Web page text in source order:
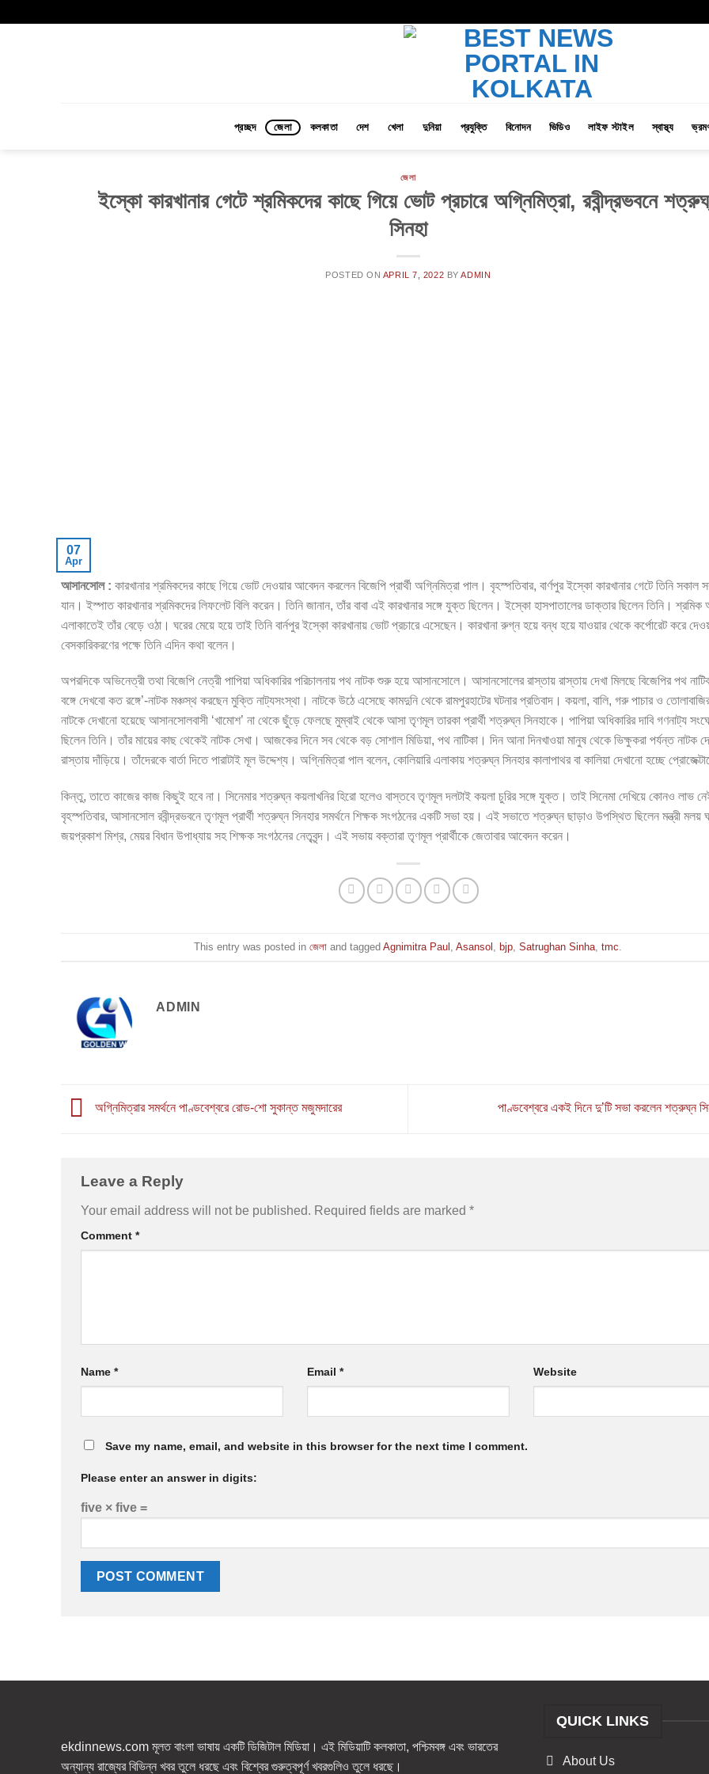
প্রচ্ছদ জেলা কলকাতা দেশ খেলা দুনিয়া প্রযুক্তি বিনোদন ভিডিও লাইফ স্টাইল স্বাস্থ্য
জেলা
ইস্কো কারখানার গেটে শ্রমিকদের কাছে গিয়ে ভোট প্রচারে অগ্নিমিত্রা, রবীন্দ্রভবনে
সিনহা
POSTED ON APRIL 7, 2022 BYADMIN
07
Apr
আসানসোল : কারখানার শ্রমিকদের কাছে গিয়ে ভোট দেওয়ার আবেদন করলেন বিজেপি প্রার্থী অগ্নিমিত্রা পাল। বৃহস্পতিবার, বার্ণপুর ইস্কো কারখানার গেটে তিনি সকাল
যান। ইস্পাত কারখানার শ্রমিকদের লিফলেট বিলি করেন। তিনি জানান, তাঁর বাবা এই কারখানার সঙ্গে যুক্ত ছিলেন। ইস্কো হাসপাতালের ডাক্তার ছিলেন তিনি। শ্রমিক
এলাকাতেই তাঁর বেড়ে ওঠা। ঘরের মেয়ে হয়ে তাই তিনি বার্নপুর ইস্কো কারখানায় ভোট প্রচারে এসেছেন। কারখানা রুগ্ন হয়ে বন্ধ হয়ে যাওয়ার থেকে কর্পোরেট করে
বেসকারিকরণের পক্ষে তিনি এদিন কথা বলেন।
অপরদিকে অভিনেত্রী তথা বিজেপি নেত্রী পাপিয়া অধিকারির পরিচালনায় পথ নাটক শুরু হয়ে আসানসোলে। আসানসোলের রাস্তায় রাস্তায় দেখা মিলছে বিজেপির পথ
বঙ্গে দেখবো কত রঙ্গে’-নাটক মঞ্চস্থ করছেন মুক্তি নাট্যসংস্থা। নাটকে উঠে এসেছে কামদুনি থেকে রামপুরহাটের ঘটনার প্রতিবাদ। কয়লা, বালি, গরু পাচার ও
নাটকে দেখানো হয়েছে আসানসোলবাসী ‘খামোশ’ না থেকে ছুঁড়ে ফেলছে মুম্বাই থেকে আসা তৃণমূল তারকা প্রার্থী শত্রুঘ্ন সিনহাকে। পাপিয়া অধিকারির দাবি গণনাট্য
ছিলেন তিনি। তাঁর মায়ের কাছ থেকেই নাটক সেখা। আজকের দিনে সব থেকে বড় সোশাল মিডিয়া, পথ নাটিকা। দিন আনা দিনখাওয়া মানুষ থেকে ভিক্ষুকরা পর্যন্ত নাটক
রাস্তায় দাঁড়িয়ে। তাঁদেরকে বার্তা দিতে পারাটাই মূল উদ্দেশ্য। অগ্নিমিত্রা পাল বলেন, কোলিয়ারি এলাকায় শত্রুঘ্ন সিনহার কালাপাথর বা কালিয়া দেখানো হচ্ছে
কিন্তু, তাতে কাজের কাজ কিছুই হবে না। সিনেমার শত্রুঘ্ন কয়লাখনির হিরো হলেও বাস্তবে তৃণমূল দলটাই কয়লা চুরির সঙ্গে যুক্ত। তাই সিনেমা দেখিয়ে কোনও লাভ
বৃহস্পতিবার, আসানসোল রবীন্দ্রভবনে তৃণমূল প্রার্থী শত্রুঘ্ন সিনহার সমর্থনে শিক্ষক সংগঠনের একটি সভা হয়। এই সভাতে শত্রুঘ্ন ছাড়াও উপস্থিত ছিলেন মন্ত্রী মলয়
জয়প্রকাশ মিশ্র, মেয়র বিধান উপাধ্যায় সহ শিক্ষক সংগঠনের নেতৃবৃন্দ। এই সভায় বক্তারা তৃণমূল প্রার্থীকে জেতাবার আবেদন করেন।
This entry was posted inজেলা and taggedAgnimitra Paul ,Asansol ,bjp ,Satrughan Sinha ,tmc
ADMIN
অগ্নিমিত্রার সমর্থনে পাণ্ডবেশ্বরে রোড-শো সুকান্ত মজুমদারের পাণ্ডবেশ্বরে একই দিনে দু’টি সভা করলেন শত্রুঘ্ন
Leave a Reply
Your email address will not be published. Required fields are marked *
Comment *
Name * Email * Website
Save my name, email, and website in this browser for the next time I comment.
Please enter an answer in digits:
five × five =
ekdinnews.com মূলত বাংলা ভাষায় একটি ডিজিটাল মিডিয়া। এই মিডিয়াটি কলকাতা, পশ্চিমবঙ্গ এবং ভারতের
অন্যান্য রাজ্যের বিভিন্ন খবর তুলে ধরছে এবং বিশ্বের গুরুত্বপূর্ণ খবরগুলিও তুলে ধরছে।
QUICK LINKS
About Us